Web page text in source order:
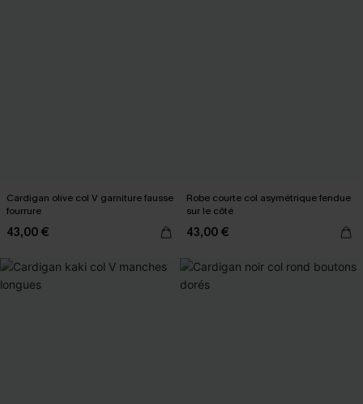
Cardigan olive col V garniture fausse
fourrure
43,00 €
Robe courte col asymétrique fendue
sur le côté
43,00 €